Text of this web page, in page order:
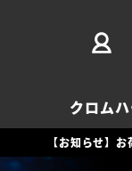
クロム
【お知らせ】